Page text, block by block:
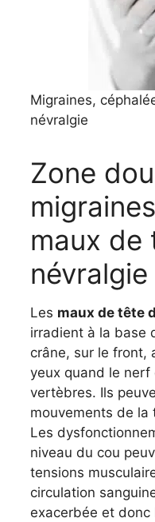
Migraines,
névralgie
Zone
maux de
névralgie
Les maux de tête
irradient à la base
crâne, sur le front,
yeux quand le nerf
vertèbres. Ils
mouvements de la
Les
niveau du cou
tensions
circulation
exacerbée et donc